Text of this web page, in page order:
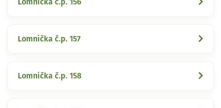
Lomnička č.p. 156
Lomnička č.p. 157
Lomnička č.p. 158